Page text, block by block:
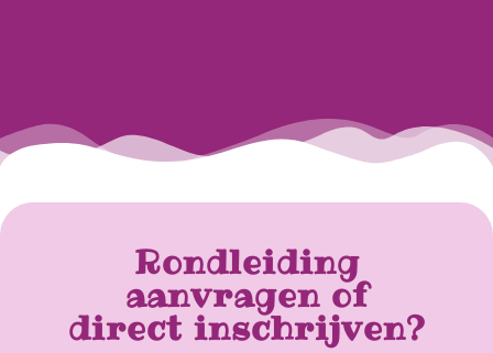
Rondleiding
aanvragen of
direct inschrijven?